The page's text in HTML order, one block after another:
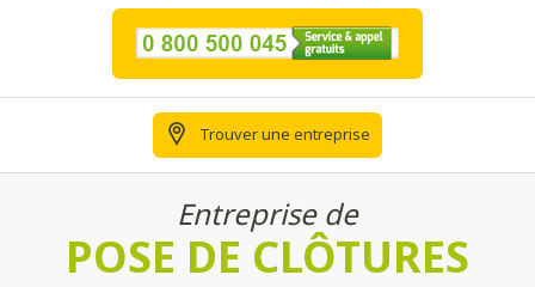
Trouver une entreprise
Entreprise de
POSE DE CLÔTURES